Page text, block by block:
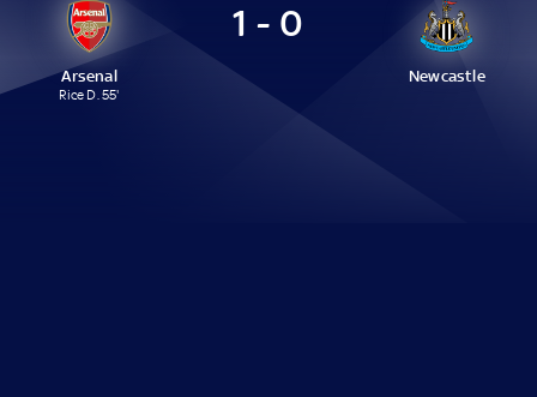
Arsenal
Rice D. 55'
1 - 0
Newcastle